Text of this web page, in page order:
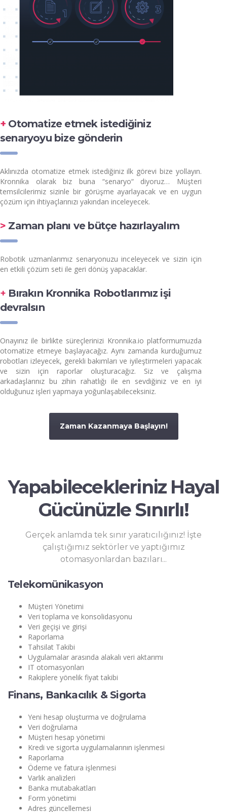
+ Otomatize etmek istediğiniz
senaryoyu bize gönderin
Aklınızda otomatize etmek istediğiniz ilk görevi bize yollayın.
Kronnika olarak biz buna “senaryo“ diyoruz… Müşteri
temsilcilerimiz sizinle bir görüşme ayarlayacak ve en uygun
çözüm için ihtiyaçlarınızı yakından inceleyecek.
> Zaman planı ve bütçe hazırlayalım
Robotik uzmanlarımız senaryonuzu inceleyecek ve sizin için
en etkili çözüm seti ile geri dönüş yapacaklar.
+ Bırakın Kronnika Robotlarımız işi
devralsın
Onayınız ile birlikte süreçlerinizi Kronnika.io platformumuzda
otomatize etmeye başlayacağız. Aynı zamanda kurduğumuz
robotları izleyecek, gerekli bakımları ve iyileştirmeleri yapacak
ve sizin için raporlar oluşturacağız. Siz ve çalışma
arkadaşlarınız bu zihin rahatlığı ile en sevdiğiniz ve en iyi
olduğunuz işleri yapmaya yoğunlaşabileceksiniz.
Zaman Kazanmaya Başlayın!
Yapabilecekleriniz Hayal
Gücünüzle Sınırlı!
Gerçek anlamda tek sınır yaratıcılığınız! İşte
çalıştığımız sektörler ve yaptığımız
otomasyonlardan bazıları...
Telekomünikasyon
Müşteri Yönetimi
Veri toplama ve konsolidasyonu
Veri geçişi ve girişi
Raporlama
Tahsilat Takibi
Uygulamalar arasında alakalı veri aktarımı
IT otomasyonları
Rakiplere yönelik fiyat takibi
Finans, Bankacılık & Sigorta
Yeni hesap oluşturma ve doğrulama
Veri doğrulama
Müşteri hesap yönetimi
Kredi ve sigorta uygulamalarının işlenmesi
Raporlama
Ödeme ve fatura işlenmesi
Varlık analizleri
Banka mutabakatları
Form yönetimi
Adres güncellemesi